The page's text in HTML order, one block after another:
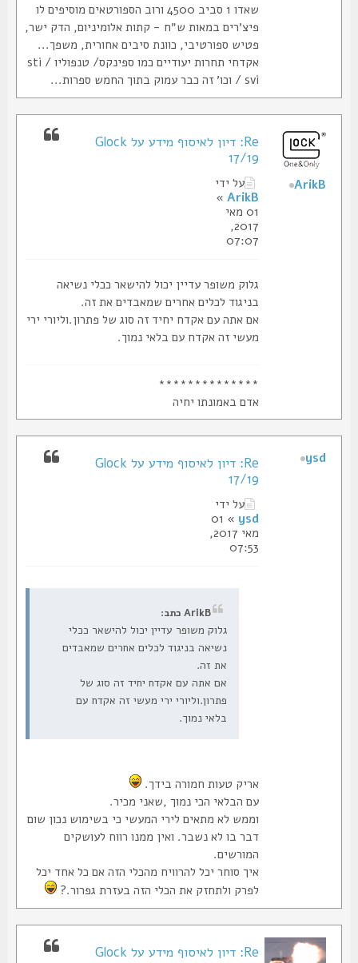
שאדו 1 סביב 4500 ורוב הספורטאים מוסיפים לו
פיצ׳רים במאות ש״ח - קתות אלומיניום, הדק ישר,
פטיש ספורטיבי, כוונת סיבים אחורית, משפך...
אקדחי תחרות יעודיים כמו ספינקס/ טנפוליו / sti
Re: דיון לאיסוף מידע על Glock
17/19
על ידי
ArikB
»
01 מאי
2017,
07:07
גלוק משופר עדיין יכול להישאר ככלי נשיאה
בניגוד לכלים אחרים שמאבדים את זה.
אם אתה עם אקדח יחיד זה סוג של פתרון.וליורי ירי
מעשי זה אקדח עם בלאי נמוך.
**************
אדם באמונתו יחיה
ArikB
Re: דיון לאיסוף מידע על Glock
17/19
על ידי
» 01
מאי 2017,
07:53
ArikB כתב:
גלוק משופר עדיין יכול להישאר ככלי
נשיאה בניגוד לכלים אחרים שמאבדים
את זה.
אם אתה עם אקדח יחיד זה סוג של
פתרון.וליורי ירי מעשי זה אקדח עם
בלאי נמוך.
אריק טעות חמורה בידך.
עם הבלאי הכי נמוך ,שאני מכיר.
וממש לא מתאים לירי המעשי כי בשימוש נכון שום
דבר בו לא נשבר. ואין ממנו רווח לעושקים
המורשים.
איך סוחר יכל להרוויח מהכלי הזה אם כל אחד יכל
לפרק ולתחזק את הכלי הזה בעזרת גפרור.?
Re: דיון לאיסוף מידע על Glock